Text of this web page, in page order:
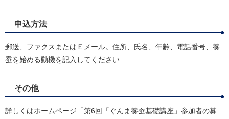
申込方法
郵送、ファクスまたはＥメール。住所、氏名、年齢、電話番号、養
蚕を始める動機を記入してください
その他
詳しくはホームページ「第6回「ぐんま養蚕基礎講座」参加者の募